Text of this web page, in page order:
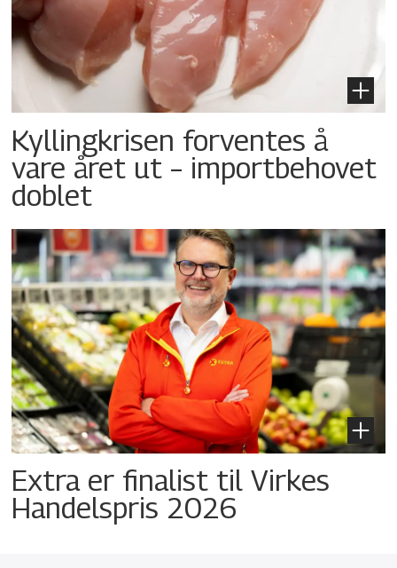
Kyllingkrisen forventes å
vare året ut – importbehovet
doblet
Extra er finalist til Virkes
Handelspris 2026